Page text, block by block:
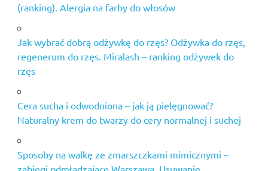
(ranking). Alergia na farby do włosów
Jak wybrać dobrą odżywkę do rzęs? Odżywka do rzęs,
regenerum do rzęs. Miralash – ranking odżywek do
rzęs
Cera sucha i odwodniona – jak ją pielęgnować?
Naturalny krem do twarzy do cery normalnej i suchej
Sposoby na walkę ze zmarszczkami mimicznymi –